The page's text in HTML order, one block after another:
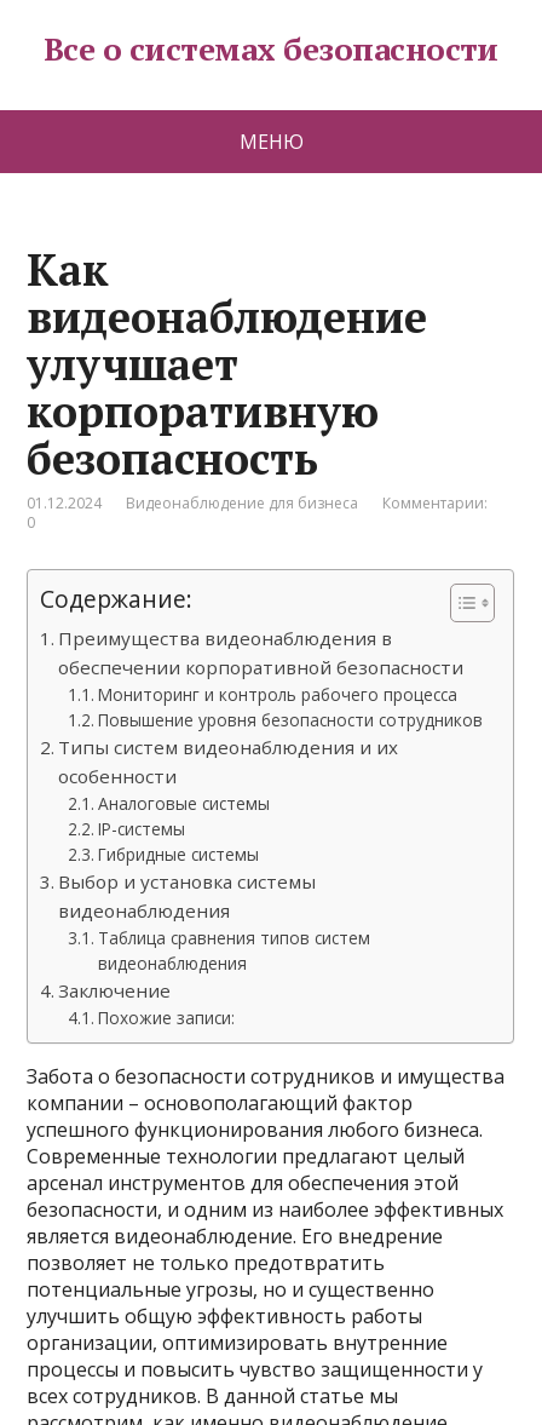
Все о системах безопасности
МЕНЮ
Как
видеонаблюдение
улучшает
корпоративную
безопасность
01.12.2024 Видеонаблюдение для бизнеса
Комментарии:
0
Содержание:
Преимущества видеонаблюдения в
обеспечении корпоративной безопасности
Мониторинг и контроль рабочего процесса
Повышение уровня безопасности сотрудников
Типы систем видеонаблюдения и их
особенности
Аналоговые системы
IP-системы
Гибридные системы
Выбор и установка системы
видеонаблюдения
Таблица сравнения типов систем
видеонаблюдения
Заключение
Похожие записи:
Забота о безопасности сотрудников и имущества
компании – основополагающий фактор
успешного функционирования любого бизнеса.
Современные технологии предлагают целый
арсенал инструментов для обеспечения этой
безопасности, и одним из наиболее эффективных
является видеонаблюдение. Его внедрение
позволяет не только предотвратить
потенциальные угрозы, но и существенно
улучшить общую эффективность работы
организации, оптимизировать внутренние
процессы и повысить чувство защищенности у
всех сотрудников. В данной статье мы